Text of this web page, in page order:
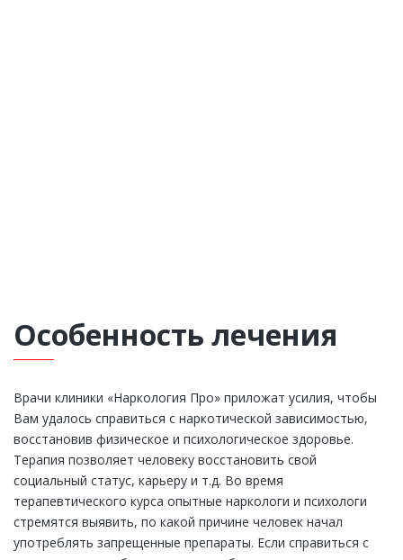
Особенность лечения
Врачи клиники «Наркология Про» приложат усилия, чтобы
Вам удалось справиться с наркотической зависимостью,
восстановив физическое и психологическое здоровье.
Терапия позволяет человеку восстановить свой
социальный статус, карьеру и т.д. Во время
терапевтического курса опытные наркологи и психологи
стремятся выявить, по какой причине человек начал
употреблять запрещенные препараты. Если справиться с